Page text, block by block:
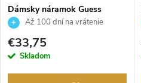
Dámsky náramok Guess
JUBB04668JWRHS
Až 100 dní na vrátenie
tovaru. Autorizovaný predajca.
€33,75
Skladom